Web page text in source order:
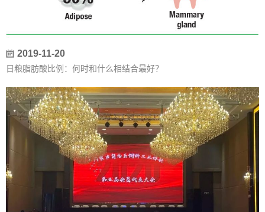
2019-11-20
日粮脂肪酸比例：何时和什么相结合最好？